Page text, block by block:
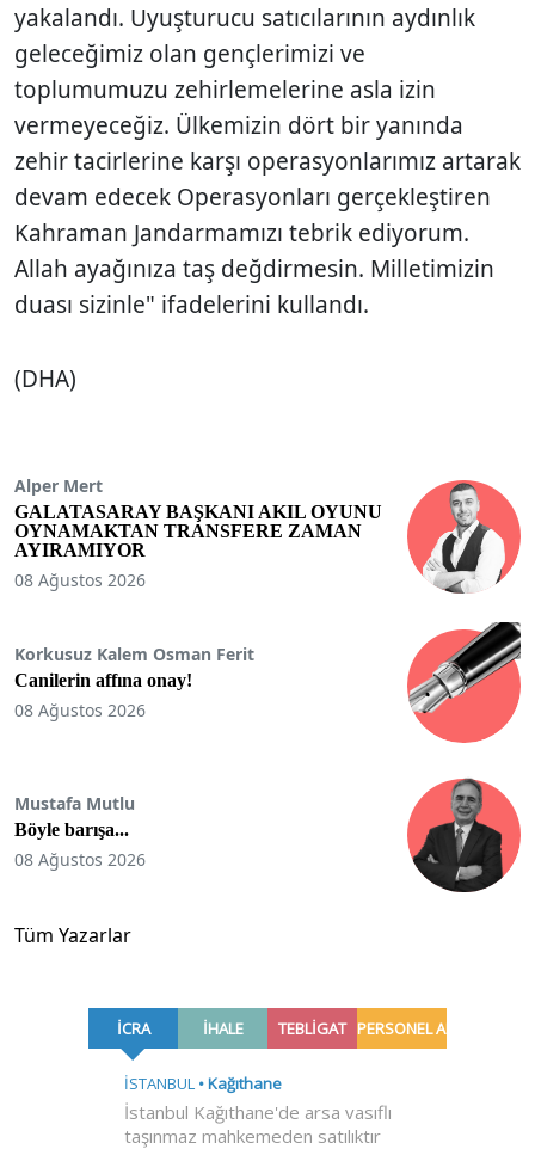
yakalandı. Uyuşturucu satıcılarının aydınlık
geleceğimiz olan gençlerimizi ve
toplumumuzu zehirlemelerine asla izin
vermeyeceğiz. Ülkemizin dört bir yanında
zehir tacirlerine karşı operasyonlarımız artarak
devam edecek Operasyonları gerçekleştiren
Kahraman Jandarmamızı tebrik ediyorum.
Allah ayağınıza taş değdirmesin. Milletimizin
duası sizinle" ifadelerini kullandı.
(DHA)
Alper Mert
GALATASARAY BAŞKANI AKIL OYUNU
OYNAMAKTAN TRANSFERE ZAMAN
AYIRAMIYOR
08 Ağustos 2026
Korkusuz Kalem Osman Ferit
Canilerin affına onay!
08 Ağustos 2026
Mustafa Mutlu
Böyle barışa...
08 Ağustos 2026
Tüm Yazarlar